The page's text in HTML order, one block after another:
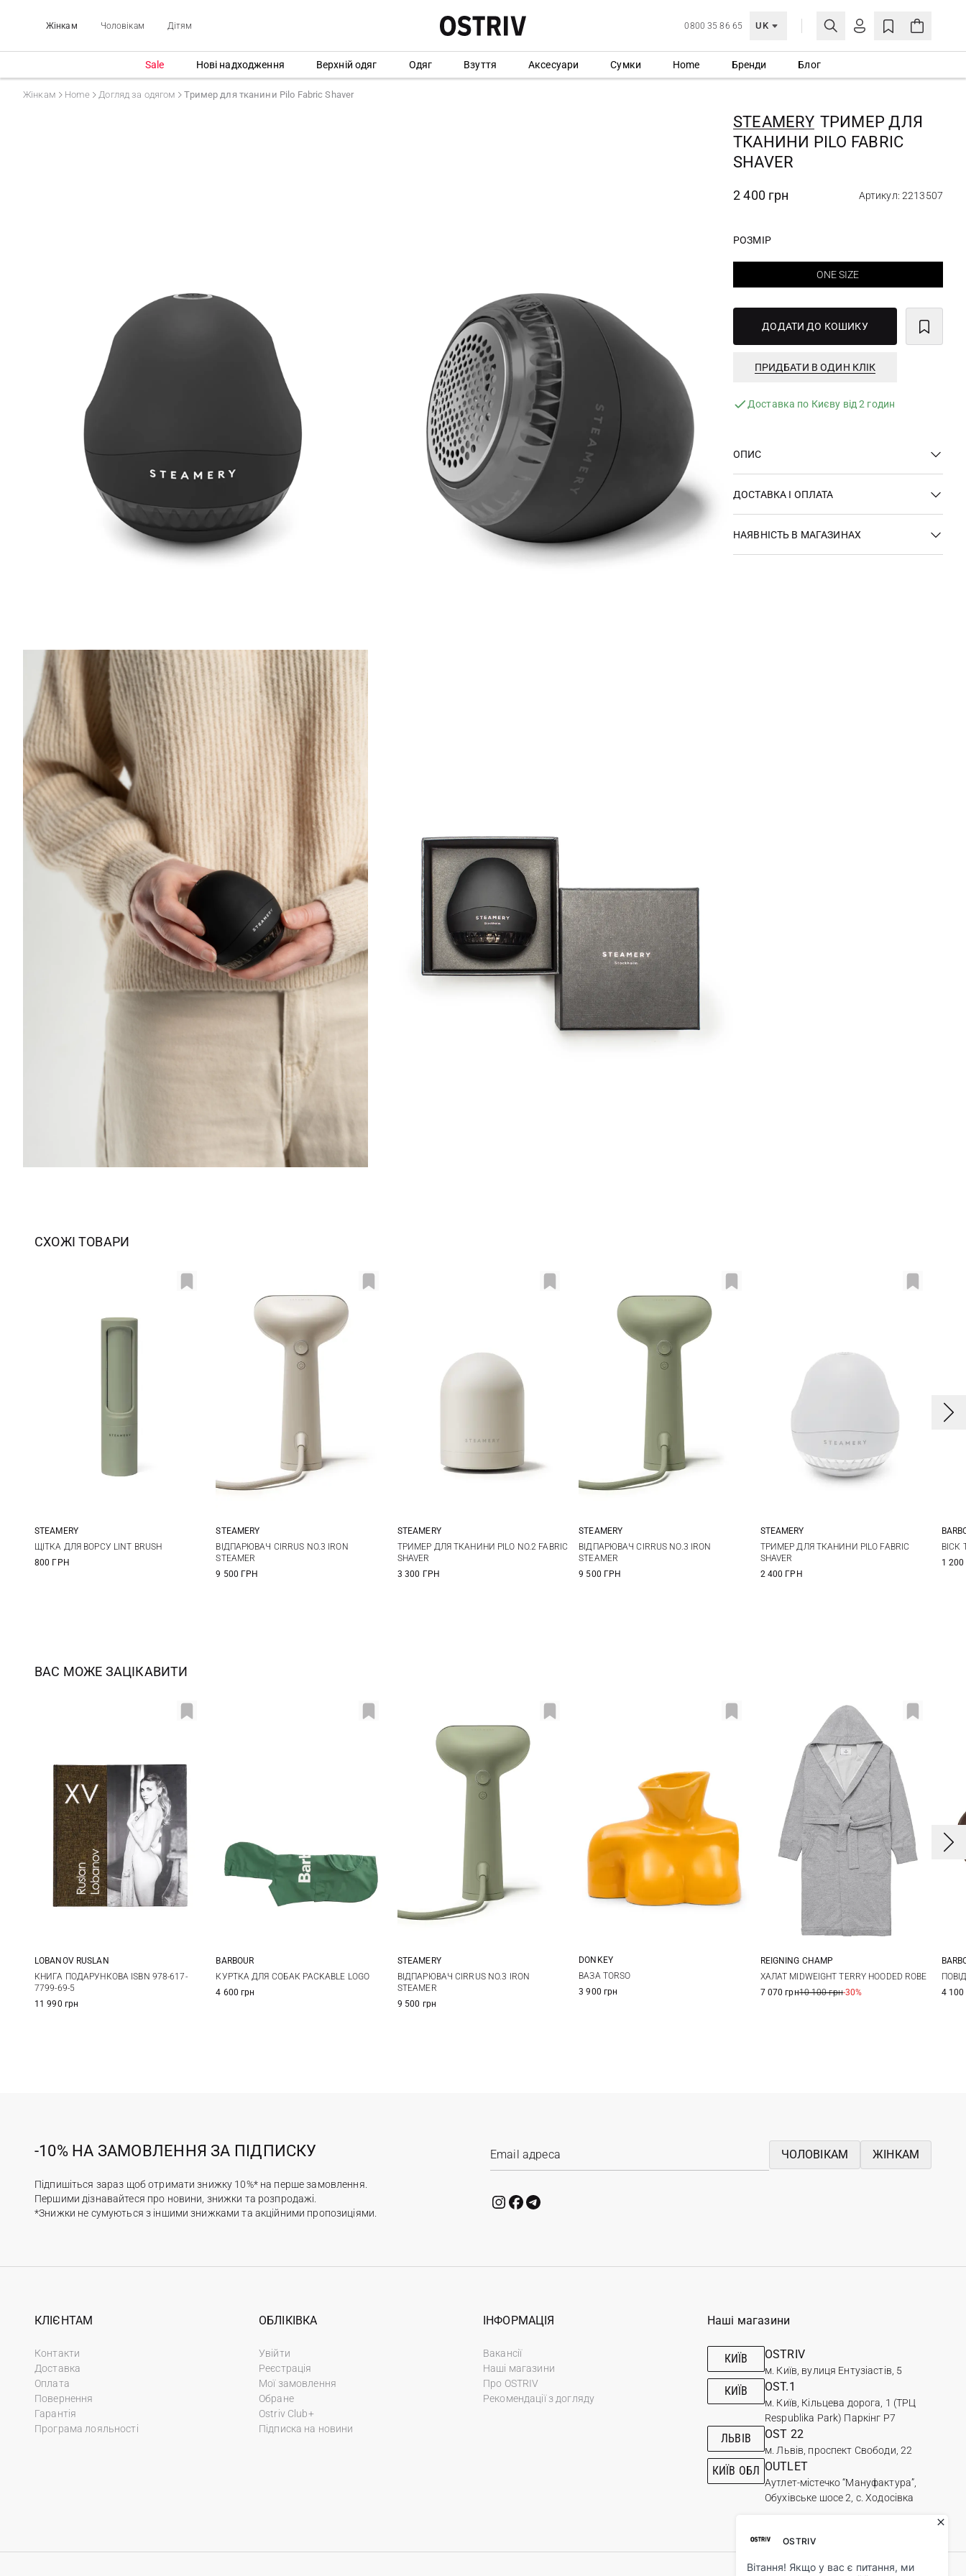
Жінкам Чоловікам Дітям 0800 35 86 65 UK
МОЯ ОБЛІКІВКА
Ще не зареєстровані?
СТВОРИТИ ОБЛІКІВКУ
Sale Нові надходження Верхній одяг Одяг Взуття Аксесуари Сумки Home Бренди Блог
Жінкам Home Догляд за одягом Тример для тканини Pilo Fabric Shaver
STEAMERY ТРИМЕР ДЛЯ
ТКАНИНИ PILO FABRIC
SHAVER
2 400 грн Артикул: 2213507
РОЗМІР
ONE SIZE
ДОДАТИ ДО КОШИКУ
ПРИДБАТИ В ОДИН КЛІК
Доставка по Києву від 2 годин
ОПИС
ДОСТАВКА І ОПЛАТА
НАЯВНІСТЬ В МАГАЗИНАХ
СХОЖІ ТОВАРИ
One Size
STEAMERY
ЩІТКА ДЛЯ ВОРСУ LINT BRUSH
800 ГРН
One Size
STEAMERY
ВІДПАРЮВАЧ CIRRUS NO.3 IRON
STEAMER
9 500 ГРН
One Size
STEAMERY
ТРИМЕР ДЛЯ ТКАНИНИ PILO NO.2 FABRIC
SHAVER
3 300 ГРН
One Size
STEAMERY
ВІДПАРЮВАЧ CIRRUS NO.3 IRON
STEAMER
9 500 ГРН
One Size
STEAMERY
ТРИМЕР ДЛЯ ТКАНИНИ PILO FABRIC
SHAVER
2 400 ГРН
ВІСК
1
ВАС МОЖЕ ЗАЦІКАВИТИ
One Size
LOBANOV RUSLAN
КНИГА ПОДАРУНКОВА ISBN 978-617-
7799-69-5
11 990 грн
XS S M
BARBOUR
КУРТКА ДЛЯ СОБАК PACKABLE LOGO
4 600 грн
One Size
STEAMERY
ВІДПАРЮВАЧ CIRRUS NO.3 IRON
STEAMER
9 500 грн
DONKEY
ВАЗА TORSO
3 900 грн
L/XL S/M XXL/XXXL
REIGNING CHAMP
ХАЛАТ MIDWEIGHT TERRY HOODED ROBE
7 070 грн10 100 грн-30%
4 100
-10% НА ЗАМОВЛЕННЯ ЗА ПІДПИСКУ
Підпишіться зараз щоб отримати знижку 10%* на перше замовлення.
Першими дізнавайтеся про новини, знижки та розпродажі.
*Знижки не сумуються з іншими знижками та акційними пропозиціями.
ЧОЛОВІКАМ ЖІНКАМ
КЛІЄНТАМ
Контакти
Доставка
Оплата
Повернення
Гарантія
Програма лояльності
ОБЛІКІВКА
Увійти
Реєстрація
Мої замовлення
Обране
Ostriv Club+
Підписка на новини
ІНФОРМАЦІЯ
Вакансії
Наші магазини
Про OSTRIV
Рекомендації з догляду
Наші магазини
КИЇВ OSTRIV
м. Київ, вулиця Ентузіастів, 5
КИЇВ OST.1
м. Київ, Кільцева дорога, 1 (ТРЦ
Respublika Park) Паркінг Р7
ЛЬВІВ OST 22
м. Львів, проспект Свободи, 22
КИЇВ ОБЛ OUTLET
Аутлет-містечко “Мануфактура”,
Обухівське шосе 2, с. Ходосівка